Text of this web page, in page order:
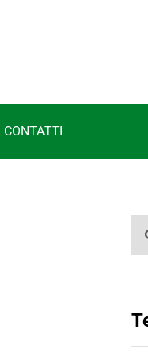
CONTATTI